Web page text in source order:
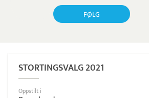
FØLG
STORTINGSVALG 2021
Oppstilt i